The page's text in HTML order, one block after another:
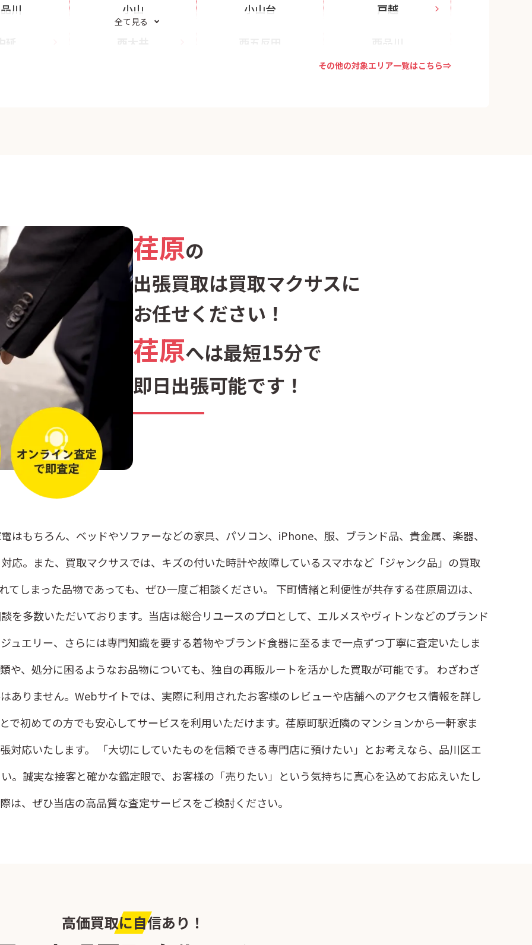
川 小山 小山台 戸越
全て見る
その他の対象エリア一覧はこちら⇒
荏原の
出張買取は買取マクサスに
お任せください！
荏原へは最短15分で
即日出張可能です！
はもちろん、ベッドやソファーなどの家具、パソコン、iPhone、服、ブランド品、貴金属、楽器、
応。また、買取マクサスでは、キズの付いた時計や故障しているスマホなど「ジャンク品」の買取
しまった品物であっても、ぜひ一度ご相談ください。 下町情緒と利便性が共存する荏原周辺は、
を多数いただいております。当店は総合リユースのプロとして、エルメスやヴィトンなどのブランド
ュエリー、さらには専門知識を要する着物やブランド食器に至るまで一点ずつ丁寧に査定いたしま
や、処分に困るようなお品物についても、独自の再販ルートを活かした買取が可能です。 わざわざ
ありません。Webサイトでは、実際に利用されたお客様のレビューや店舗へのアクセス情報を詳し
で初めての方でも安心してサービスを利用いただけます。荏原町駅近隣のマンションから一軒家ま
対応いたします。 「大切にしていたものを信頼できる専門店に預けたい」とお考えなら、品川区エ
。誠実な接客と確かな鑑定眼で、お客様の「売りたい」という気持ちに真心を込めてお応えいたし
は、ぜひ当店の高品質な査定サービスをご検討ください。
高価買取に自信あり！